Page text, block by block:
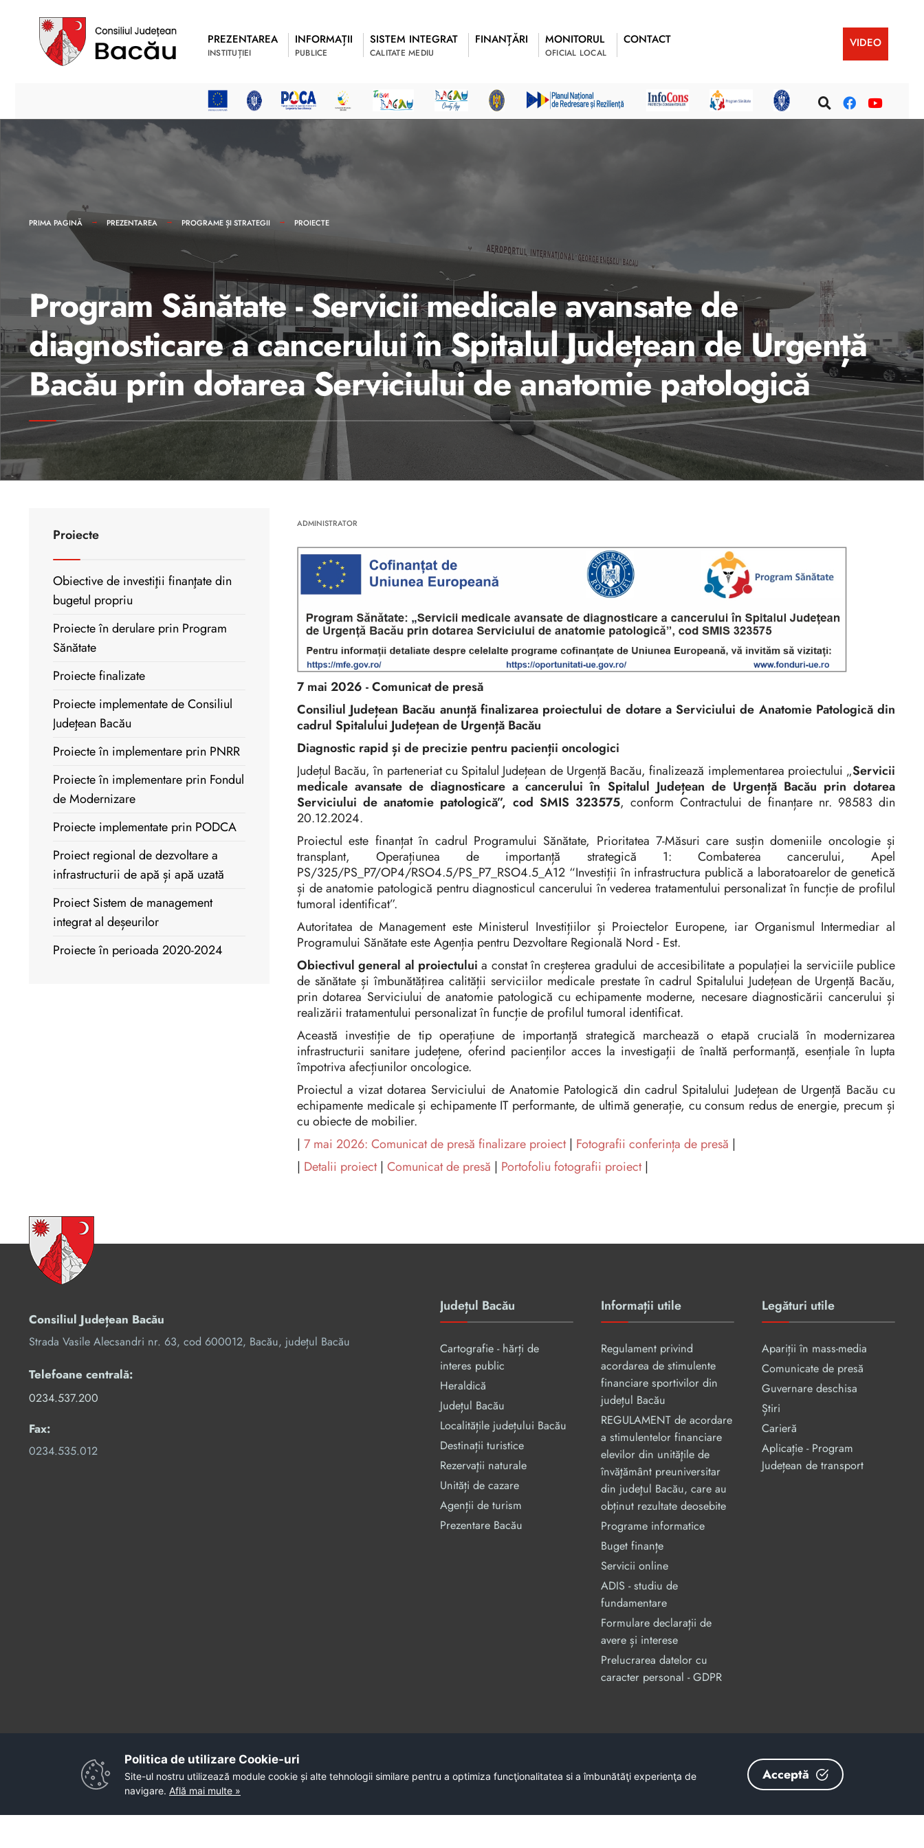
PREZENTAREA
INSTITUȚIEI
INFORMAȚII
PUBLICE
SISTEM INTEGRAT
CALITATE MEDIU
FINANȚĂRI MONITORUL
OFICIAL LOCAL
CONTACT VIDEO
PRIMA PAGINĂ PREZENTAREA PROGRAME ȘI STRATEGII PROIECTE
Program Sănătate - Servicii medicale avansate de
diagnosticare a cancerului în Spitalul Județean de Urgență
Bacău prin dotarea Serviciului de anatomie patologică
ADMINISTRATOR
7 mai 2026 - Comunicat de presă
Consiliul Județean Bacău anunță finalizarea proiectului de dotare a Serviciului de Anatomie Patologică din
cadrul Spitalului Județean de Urgență Bacău
Diagnostic rapid și de precizie pentru pacienții oncologici
Județul Bacău, în parteneriat cu Spitalul Județean de Urgență Bacău, finalizează implementarea proiectului „Servicii
medicale avansate de diagnosticare a cancerului în Spitalul Județean de Urgență Bacău prin dotarea
Serviciului de anatomie patologică”, cod SMIS 323575, conform Contractului de finanțare nr. 98583 din
20.12.2024.
Proiectul este finanțat în cadrul Programului Sănătate, Prioritatea 7-Măsuri care susțin domeniile oncologie și
transplant, Operațiunea de importanță strategică 1: Combaterea cancerului, Apel
PS/325/PS_P7/OP4/RSO4.5/PS_P7_RSO4.5_A12 “Investiții în infrastructura publică a laboratoarelor de genetică
și de anatomie patologică pentru diagnosticul cancerului în vederea tratamentului personalizat în funcție de profilul
tumoral identificat”.
Autoritatea de Management este Ministerul Investițiilor și Proiectelor Europene, iar Organismul Intermediar al
Programului Sănătate este Agenția pentru Dezvoltare Regională Nord - Est.
Obiectivul general al proiectului a constat în creșterea gradului de accesibilitate a populației la serviciile publice
de sănătate și îmbunătățirea calității serviciilor medicale prestate în cadrul Spitalului Județean de Urgență Bacău,
prin dotarea Serviciului de anatomie patologică cu echipamente moderne, necesare diagnosticării cancerului și
realizării tratamentului personalizat în funcție de profilul tumoral identificat.
Această investiție de tip operațiune de importanță strategică marchează o etapă crucială în modernizarea
infrastructurii sanitare județene, oferind pacienților acces la investigații de înaltă performanță, esențiale în lupta
împotriva afecțiunilor oncologice.
Proiectul a vizat dotarea Serviciului de Anatomie Patologică din cadrul Spitalului Județean de Urgență Bacău cu
echipamente medicale și echipamente IT performante, de ultimă generație, cu consum redus de energie, precum și
cu obiecte de mobilier.
| 7 mai 2026: Comunicat de presă finalizare proiect| Fotografii conferința de presă |
| Detalii proiect| Comunicat de presă | Portofoliu fotografii proiect|
Proiecte
Obiective de investiţii finanţate din
bugetul propriu
Proiecte în derulare prin Program
Sănătate
Proiecte finalizate
Proiecte implementate de Consiliul
Judeţean Bacău
Proiecte în implementare prin PNRR
Proiecte în implementare prin Fondul
de Modernizare
Proiecte implementate prin PODCA
Proiect regional de dezvoltare a
infrastructurii de apă și apă uzată
Proiect Sistem de management
integrat al deșeurilor
Proiecte în perioada 2020-2024
Consiliul Județean Bacău
Strada Vasile Alecsandri nr. 63, cod 600012, Bacău, județul Bacău
Telefoane centrală:
0234.537.200
Fax:
0234.535.012
Județul Bacău
Cartografie - hărți de
interes public
Heraldică
Județul Bacău
Localitățile județului Bacău
Destinații turistice
Rezervaţii naturale
Unități de cazare
Agenții de turism
Prezentare Bacău
Informații utile
Regulament privind
acordarea de stimulente
financiare sportivilor din
județul Bacău
REGULAMENT de acordare
a stimulentelor financiare
elevilor din unităţile de
învăţământ preuniversitar
din judeţul Bacău, care au
obținut rezultate deosebite
Programe informatice
Buget finanțe
Servicii online
ADIS - studiu de
fundamentare
Formulare declarații de
avere și interese
Prelucrarea datelor cu
caracter personal - GDPR
Legături utile
Apariții în mass-media
Comunicate de presă
Guvernare deschisa
Știri
Carieră
Aplicație - Program
Județean de transport
CodMySmis/Sipoca: 128880/652;www.fonduri-ue.ro,www.poca.ro
Conținutul acestui site web nu reprezintă în mod obligatoriu poziția oficială a Uniunii Europene.
Politica de utilizare Cookie-uri‎
Site-ul nostru utilizează module cookie și alte tehnologii similare pentru a optimiza funcţionalitatea si a îmbunătăţi experienţa de
navigare. Află mai multe »
Acceptă